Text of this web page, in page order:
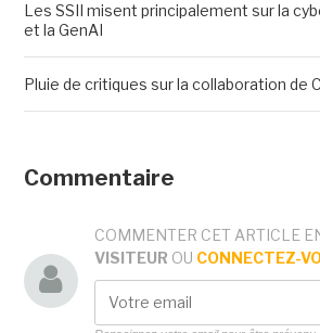
Les SSII misent principalement sur la
et la GenAI
Pluie de critiques sur la collaboration de
Commentaire
COMMENTER CET ARTICLE
VISITEUR OU CONNECTEZ-